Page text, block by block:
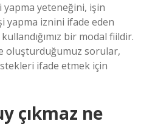
yapma yeteneğini, işin
yapma iznini ifade eden
bir modal fiildir.
oluşturduğumuz sorular,
ifade etmek için
çıkmaz ne